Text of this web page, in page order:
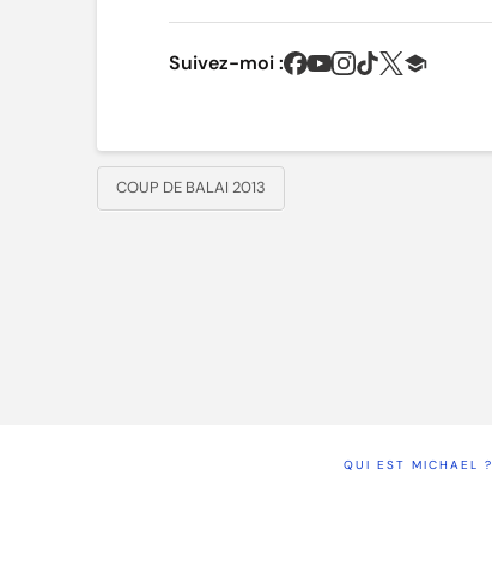
Suivez-moi :
COUP DE BALAI 2013
QUI EST MICHAEL ?